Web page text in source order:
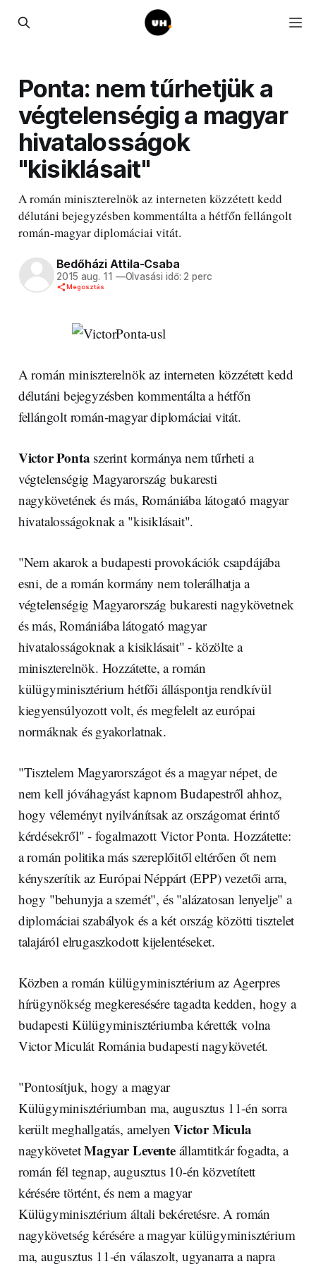
Ponta: nem tűrhetjük a
végtelenségig a magyar
hivatalosságok
"kisiklásait"
A román miniszterelnök az interneten közzétett kedd
délutáni bejegyzésben kommentálta a hétfőn fellángolt
román-magyar diplomáciai vitát.
Bedőházi Attila-Csaba
2015 aug. 11 —Olvasási idő: 2 perc
Megosztás
A román miniszterelnök az interneten közzétett kedd
délutáni bejegyzésben kommentálta a hétfőn
fellángolt román-magyar diplomáciai vitát.
Victor Ponta szerint kormánya nem tűrheti a
végtelenségig Magyarország bukaresti
nagykövetének és más, Romániába látogató magyar
hivatalosságoknak a "kisiklásait".
"Nem akarok a budapesti provokációk csapdájába
esni, de a román kormány nem tolerálhatja a
végtelenségig Magyarország bukaresti nagykövetnek
és más, Romániába látogató magyar
hivatalosságoknak a kisiklásait" - közölte a
miniszterelnök. Hozzátette, a román
külügyminisztérium hétfői álláspontja rendkívül
kiegyensúlyozott volt, és megfelelt az európai
normáknak és gyakorlatnak.
"Tisztelem Magyarországot és a magyar népet, de
nem kell jóváhagyást kapnom Budapestről ahhoz,
hogy véleményt nyilvánítsak az országomat érintő
kérdésekről" - fogalmazott Victor Ponta. Hozzátette:
a román politika más szereplőitől eltérően őt nem
kényszerítik az Európai Néppárt (EPP) vezetői arra,
hogy "behunyja a szemét", és "alázatosan lenyelje" a
diplomáciai szabályok és a két ország közötti tisztelet
talajáról elrugaszkodott kijelentéseket.
Közben a román külügyminisztérium az Agerpres
hírügynökség megkeresésére tagadta kedden, hogy a
budapesti Külügyminisztériumba kérették volna
Victor Miculát Románia budapesti nagykövetét.
"Pontosítjuk, hogy a magyar
Külügyminisztériumban ma, augusztus 11-én sorra
került meghallgatás, amelyen Victor Micula
nagykövetetMagyar Leventeállamtitkár fogadta, a
román fél tegnap, augusztus 10-én közvetített
kérésére történt, és nem a magyar
Külügyminisztérium általi bekéretésre. A román
nagykövetség kérésére a magyar külügyminisztérium
ma, augusztus 11-én válaszolt, ugyanarra a napra